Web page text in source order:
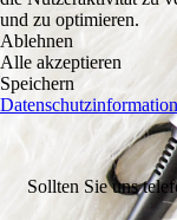
Sollten Sie uns
und zu optimieren.
Ablehnen
Alle akzeptieren
Speichern